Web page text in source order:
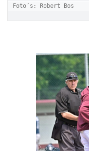
Foto’s: Robert Bos